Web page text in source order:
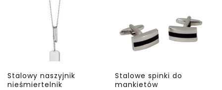
Stalowy naszyjnik
nieśmiertelnik
Stalowe spinki do
mankietów